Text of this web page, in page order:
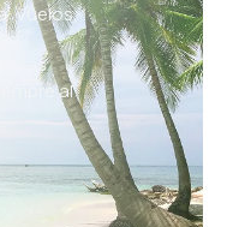
vuelos,
al